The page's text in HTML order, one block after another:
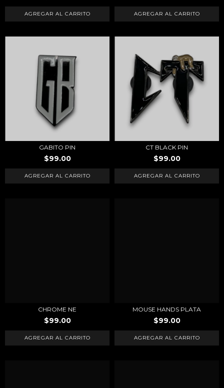
GABITO PIN
$99.00
CT BLACK PIN
$99.00
CHROME NE
$99.00
MOUSE HANDS PLATA
$99.00